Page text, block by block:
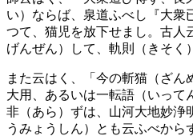
い）ならば、泉道ふべし『大衆
つて、猫児を放下せまし。古人
げんぜん）して、軌則（きそく
また云はく、「今の斬猫（ざ
大用、あるいは一転語（いって
非（あら）ずは、山河大地妙浄
うみょうしん）とも云ふべから